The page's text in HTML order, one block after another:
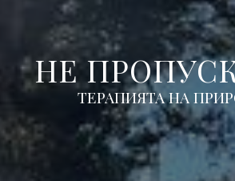
НЕ
ТЕРАПИЯТА НА